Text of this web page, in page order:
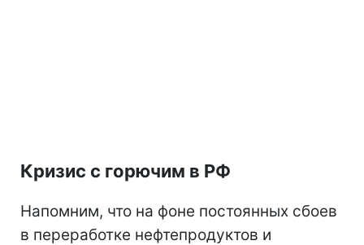
Кризис с горючим в РФ
Напомним, что на фоне постоянных сбоев
в переработке нефтепродуктов и